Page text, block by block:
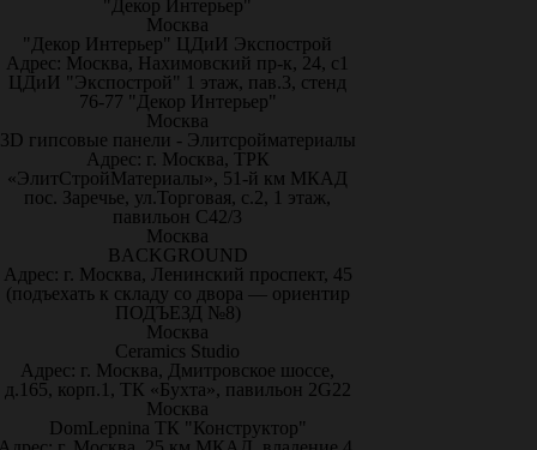
"Декор Интерьер"
Москва
"Декор Интерьер" ЦДиИ Экспострой
Адрес: Москва, Нахимовский пр-к, 24, с1
ЦДиИ "Экспострой" 1 этаж, пав.3, стенд
76-77 "Декор Интерьер"
Москва
3D гипсовые панели - Элитсройматериалы
Адрес: г. Москва, ТРК
«ЭлитСтройМатериалы», 51-й км МКАД
пос. Заречье, ул.Торговая, с.2, 1 этаж,
павильон С42/3
Москва
BACKGROUND
Адрес: г. Москва, Ленинский проспект, 45
(подъехать к складу со двора — ориентир
ПОДЪЕЗД №8)
Москва
Ceramics Studio
Адрес: г. Москва, Дмитровское шоссе,
д.165, корп.1, ТК «Бухта», павильон 2G22
Москва
DomLepnina ТК "Конструктор"